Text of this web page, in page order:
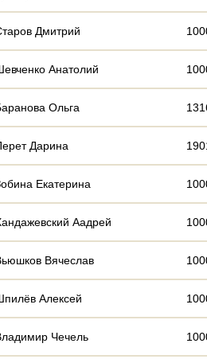
Дмитрий
Анатолий
Ольга
Дарина
Екатерина
Аадрей
Вячеслав
Алексей
Чечель